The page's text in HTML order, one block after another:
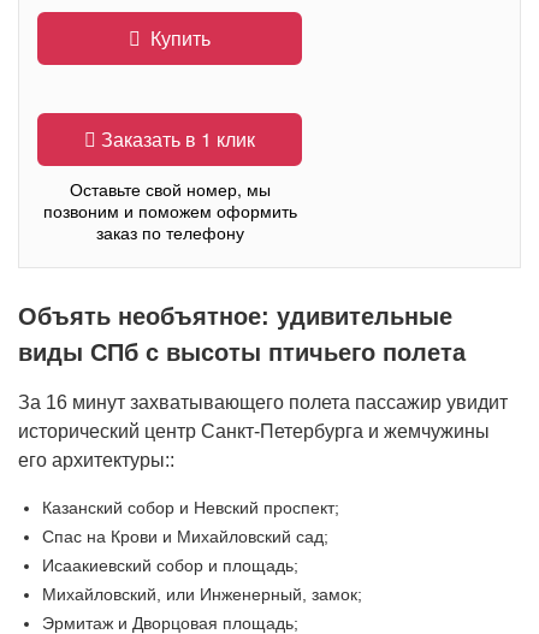
Купить
Заказать в 1 клик
Оставьте свой номер, мы
позвоним и поможем оформить
заказ по телефону
Объять необъятное: удивительные
виды СПб с высоты птичьего полета
За 16 минут захватывающего полета пассажир увидит
исторический центр Санкт-Петербурга и жемчужины
его архитектуры::
Казанский собор и Невский проспект;
Спас на Крови и Михайловский сад;
Исаакиевский собор и площадь;
Михайловский, или Инженерный, замок;
Эрмитаж и Дворцовая площадь;